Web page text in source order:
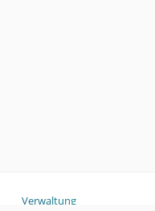
Verwaltung